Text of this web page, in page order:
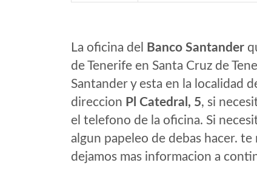
La oficina del Banco Santander
de Tenerife en Santa Cruz de
Santander y esta en la localidad
direccion Pl Catedral, 5, si
el telefono de la oficina. Si
algun papeleo de debas hacer.
dejamos mas informacion a